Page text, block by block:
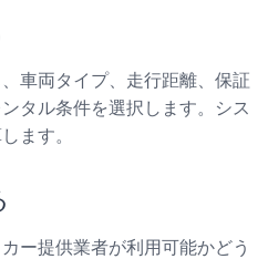
車両タイプ、走行距離、保証
タル条件を選択します。シス
ます。
ー提供業者が利用可能かどう